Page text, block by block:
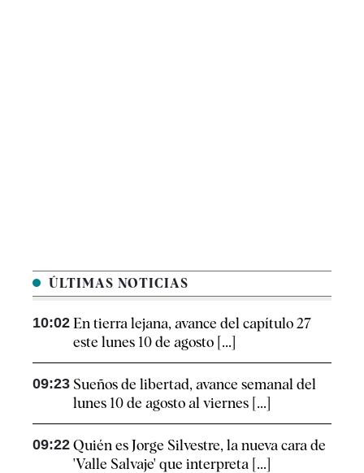
ÚLTIMAS NOTICIAS
10:02 En tierra lejana, avance del capítulo 27
este lunes 10 de agosto [...]
09:23 Sueños de libertad, avance semanal del
lunes 10 de agosto al viernes [...]
09:22 Quién es Jorge Silvestre, la nueva cara de
'Valle Salvaje' que interpreta [...]